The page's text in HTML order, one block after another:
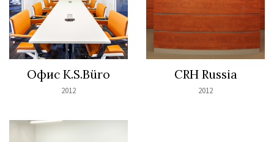
Офис K.S.Büro
2012
CRH Russia
2012